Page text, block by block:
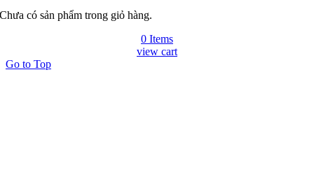
Chưa có sản phẩm trong giỏ hàng.
0 Items
view cart
Go to Top